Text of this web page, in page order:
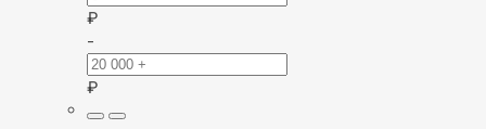
₽
-
₽